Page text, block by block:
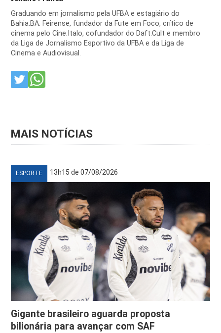
Graduando em jornalismo pela UFBA e estagiário do
Bahia.BA. Feirense, fundador da Fute em Foco, crítico de
cinema pelo Cine.Italo, cofundador do Daft.Cult e membro
da Liga de Jornalismo Esportivo da UFBA e da Liga de
Cinema e Audiovisual.
MAIS NOTÍCIAS
ESPORTE 13h15 de 07/08/2026
Gigante brasileiro aguarda proposta
bilionária para avançar com SAF